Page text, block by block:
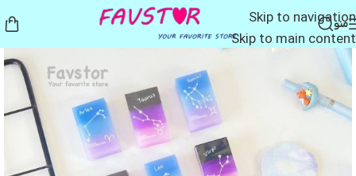
Skip to navigation
Skip to main content
منو